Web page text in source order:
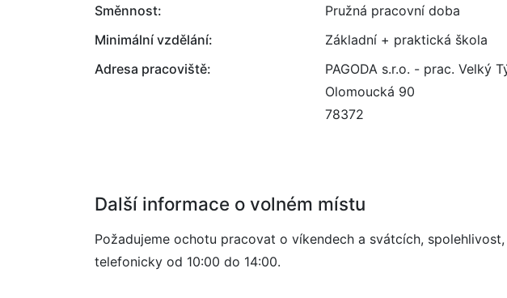
Směnnost:
Pružná pracovní doba
Minimální vzdělání:
Základní + praktická škola
Adresa pracoviště:
PAGODA s.r.o. - prac. Velký
Olomoucká 90
78372
Další informace o volném místu
Požadujeme ochotu pracovat o víkendech a svátcích,
telefonicky od 10:00 do 14:00.